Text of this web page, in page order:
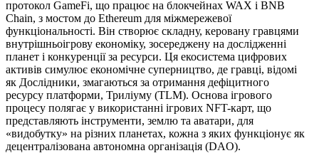
протокол GameFi, що працює на блокчейнах WAX і BNB
Chain, з мостом до Ethereum для міжмережевої
функціональності. Він створює складну, керовану гравцями
внутрішньоігрову економіку, зосереджену на дослідженні
планет і конкуренції за ресурси. Ця екосистема цифрових
активів симулює економічне суперництво, де гравці, відомі
як Дослідники, змагаються за отримання дефіцитного
ресурсу платформи, Триліуму (TLM). Основа ігрового
процесу полягає у використанні ігрових NFT-карт, що
представляють інструменти, землю та аватари, для
«видобутку» на різних планетах, кожна з яких функціонує як
децентралізована автономна організація (DAO).